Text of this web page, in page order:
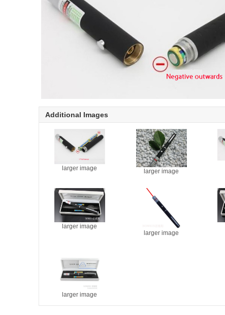
Additional Images
larger image larger image
larger image
larger image
larger image